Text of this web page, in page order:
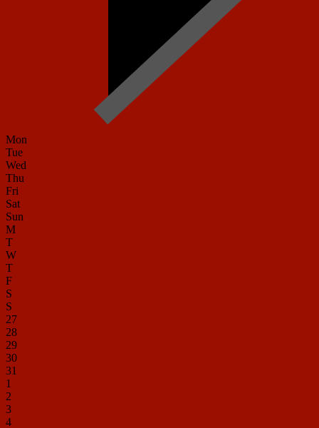
Mon
Tue
Wed
Thu
Fri
Sat
Sun
M
T
W
T
F
S
S
27
28
29
30
31
1
2
3
4